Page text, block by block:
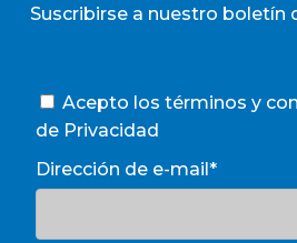
Suscribirse a nuestro boletín
Acepto los términos y
de Privacidad
Dirección de e-mail*